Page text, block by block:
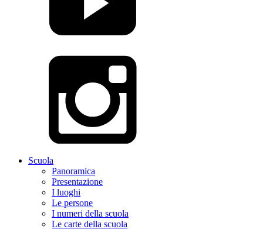
Scuola
Panoramica
Presentazione
I luoghi
Le persone
I numeri della scuola
Le carte della scuola